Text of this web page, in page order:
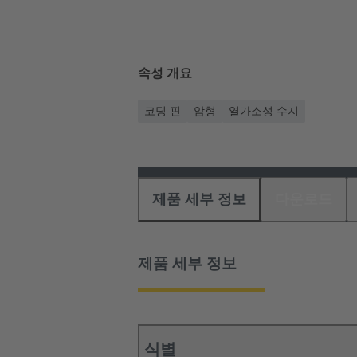
속성 개요
코딩 핀 암형 열가소성 수지
제품 세부 정보
제품 세부 정보
식별